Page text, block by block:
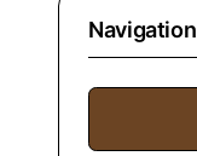
Navigation